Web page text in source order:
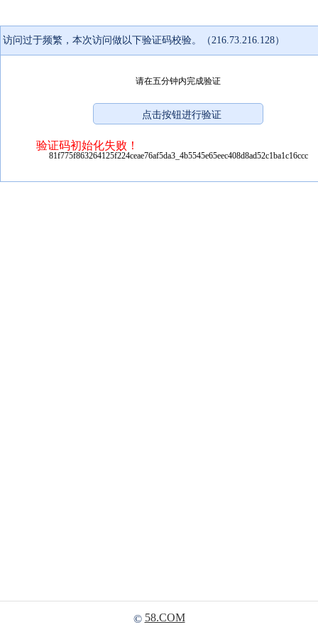
访问过于频繁，本次访问做以下验证码校验。（216.73.216.128）
请在五分钟内完成验证
验证码初始化失败！
81f775f863264125f224ceae76af5da3_4b5545e65eec408d8ad52c1ba1c16ccc
© 58.COM